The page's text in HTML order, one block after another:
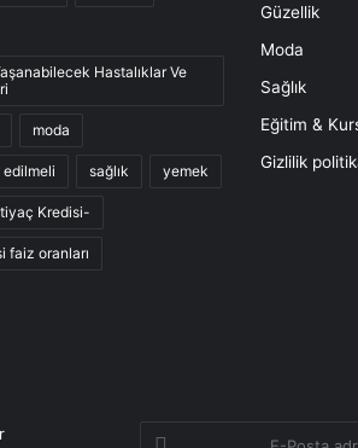
Hastalıklar Ve
moda
sağlık yemek
Kredisi-
faiz oranları
Güzellik
Moda
Sağlık
Eğitim &
Gizlilik